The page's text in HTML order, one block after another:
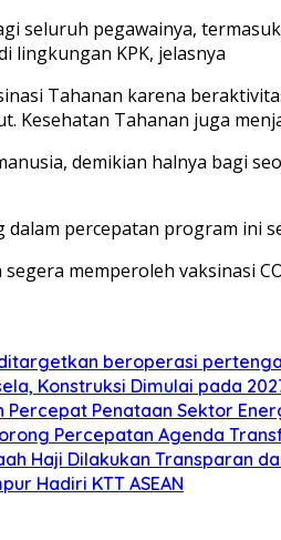
seluruh pegawainya,
lingkungan KPK, jelasnya
Tahanan karena
Kesehatan Tahanan juga
demikian halnya bagi
percepatan program ini
memperoleh vaksinasi
beroperasi
Konstruksi Dimulai pada
Penataan Sektor
Percepatan Agenda
Haji Dilakukan Transparan
Hadiri KTT ASEAN